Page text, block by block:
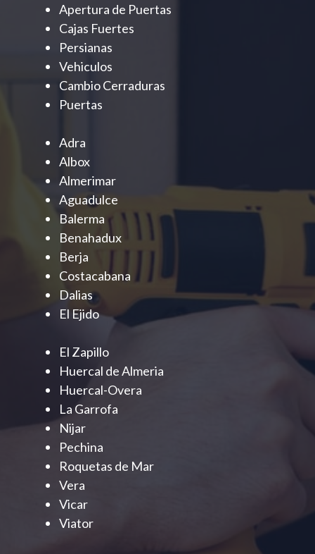
Apertura de Puertas
Cajas Fuertes
Persianas
Vehiculos
Cambio Cerraduras
Puertas
Adra
Albox
Almerimar
Aguadulce
Balerma
Benahadux
Berja
Costacabana
Dalias
El Ejido
El Zapillo
Huercal de Almeria
Huercal-Overa
La Garrofa
Nijar
Pechina
Roquetas de Mar
Vera
Vicar
Viator